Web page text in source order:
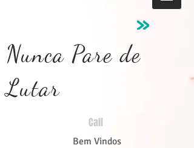
Nunca Pare de
Lutar
Call
Bem Vindos